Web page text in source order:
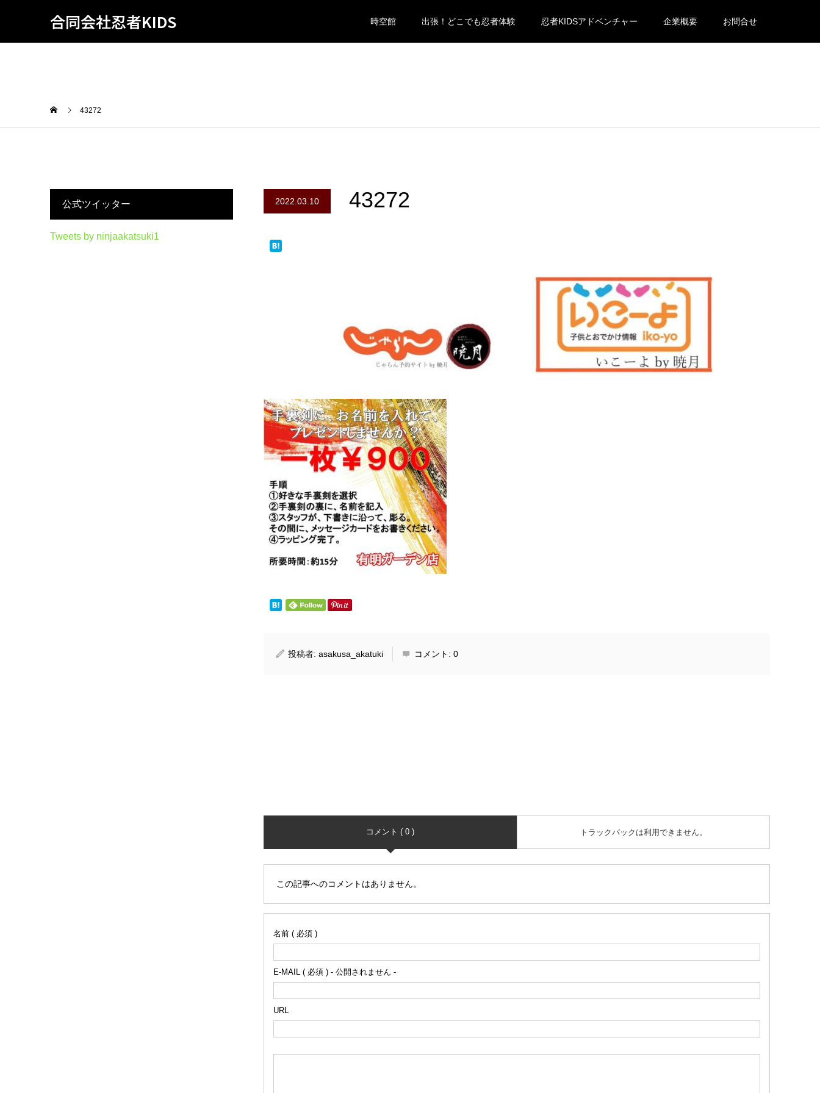
合同会社忍者KIDS 時空館 出張！どこでも忍者体験 忍者KIDSアドベンチャー 企業概要 お問合せ
43272
2022.03.10 43272
投稿者:asakusa_akatuki コメント:0
コメント ( 0 ) トラックバックは利用できません。
この記事へのコメントはありません。
名前 ( 必須 )
E-MAIL ( 必須 ) - 公開されません -
URL
公式ツイッター
Tweets by ninjaakatsuki1